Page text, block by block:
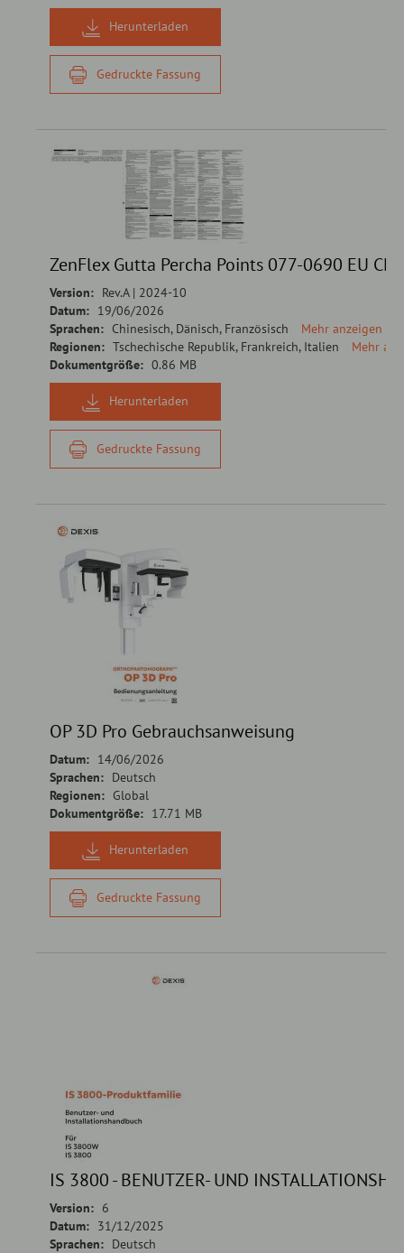
Herunterladen
Gedruckte Fassung
ZenFlex Gutta Percha Points 077-0690 EU CE
Version: Rev.A | 2024-10
Datum: 19/06/2026
Sprachen: Chinesisch, Dänisch, Französisch
Mehr anzeigen
Regionen: Tschechische Republik, Frankreich, Italien
Mehr
Dokumentgröße: 0.86 MB
Herunterladen
Gedruckte Fassung
OP 3D Pro Gebrauchsanweisung
Datum: 14/06/2026
Sprachen: Deutsch
Regionen: Global
Dokumentgröße: 17.71 MB
Herunterladen
Gedruckte Fassung
IS 3800 - BENUTZER- UND
Version: 6
Datum: 31/12/2025
Sprachen: Deutsch